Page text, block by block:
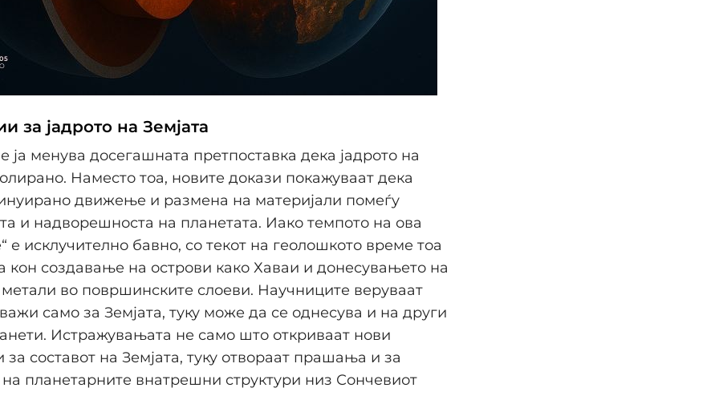
за јадрото на Земјата
ја менува досегашната претпоставка дека јадрото на
Наместо тоа, новите докази покажуваат дека
движење и размена на материјали помеѓу
и надворешноста на планетата. Иако темпото на ова
е исклучително бавно, со текот на геолошкото време тоа
кон создавање на острови како Хаваи и донесувањето на
во површинските слоеви. Научниците веруваат
само за Земјата, туку може да се однесува и на други
Истражувањата не само што откриваат нови
составот на Земјата, туку отвораат прашања и за
на планетарните внатрешни структури низ Сончевиот